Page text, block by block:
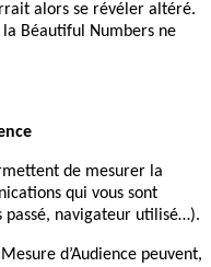
alors se révéler altéré.
Béautiful Numbers ne
de mesurer la
qui vous sont
passé, navigateur utilisé…).
d’Audience peuvent,